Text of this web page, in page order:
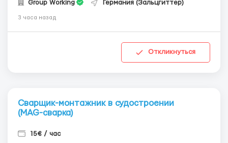
Group Working Германия (Зальцгиттер)
3 часа назад
Откликнуться
Сварщик-монтажник в судостроении
(MAG-сварка)
15€ / час